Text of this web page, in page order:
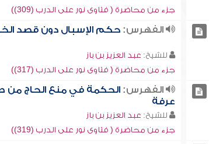
جزء من محاضرة ( فتاوى نور على الدرب (309))
الفهرس: حكم الإسبال دون قصد
للشيخ: عبد العزيز بن باز
جزء من محاضرة ( فتاوى نور على الدرب (317))
الفهرس: الحكمة في منع الحاج من
عرفة
للشيخ: عبد العزيز بن باز
جزء من محاضرة ( فتاوى نور على الدرب (319))